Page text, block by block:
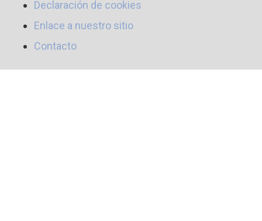
Declaración de cookies
Enlace a nuestro sitio
Contacto